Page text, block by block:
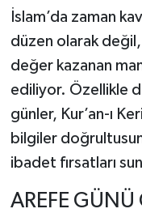
İslam’da zaman
düzen olarak
değer kazanan
ediliyor. Özellikle
günler, Kur’an-ı
bilgiler
ibadet fırsatları
AREFE